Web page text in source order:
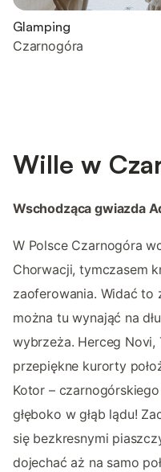
Glamping
Czarnogóra
Wille w
Wschodząca gwiazda
W Polsce Czarnogóra
Chorwacji, tymczasem
zaoferowania. Widać to
można tu wynająć na
wybrzeża. Herceg
przepiękne kurorty
Kotor –
głęboko w głąb lądu!
się bezkresnymi
dojechać aż na samo